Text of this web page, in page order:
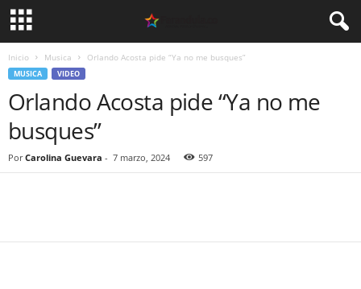
Inicio Musica Orlando Acosta pide “Ya no me busques”
MUSICA VIDEO
Orlando Acosta pide “Ya no me
busques”
Por Carolina Guevara - 7 marzo, 2024 597